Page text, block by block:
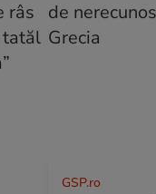
GSP.ro